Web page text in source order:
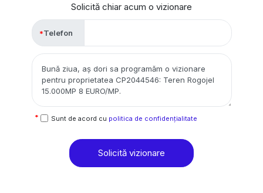
Solicită chiar acum o vizionare
Telefon
Sunt de acord cu politica de confidențialitate
Solicită vizionare